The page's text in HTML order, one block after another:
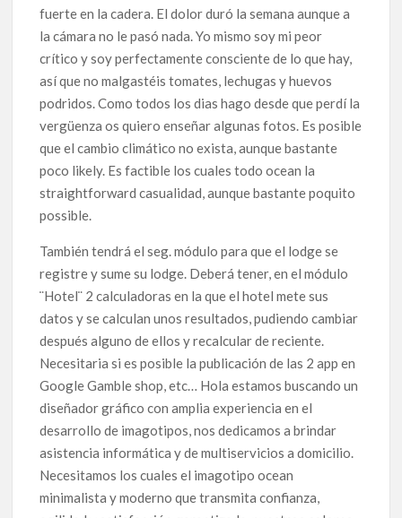
fuerte en la cadera. El dolor duró la semana aunque a
la cámara no le pasó nada. Yo mismo soy mi peor
crítico y soy perfectamente consciente de lo que hay,
así que no malgastéis tomates, lechugas y huevos
podridos. Como todos los dias hago desde que perdí la
vergüenza os quiero enseñar algunas fotos. Es posible
que el cambio climático no exista, aunque bastante
poco likely. Es factible los cuales todo ocean la
straightforward casualidad, aunque bastante poquito
possible.
También tendrá el seg. módulo para que el lodge se
registre y sume su lodge. Deberá tener, en el módulo
¨Hotel¨ 2 calculadoras en la que el hotel mete sus
datos y se calculan unos resultados, pudiendo cambiar
después alguno de ellos y recalcular de reciente.
Necesitaria si es posible la publicación de las 2 app en
Google Gamble shop, etc… Hola estamos buscando un
diseñador gráfico con amplia experiencia en el
desarrollo de imagotipos, nos dedicamos a brindar
asistencia informática y de multiservicios a domicilio.
Necesitamos los cuales el imagotipo ocean
minimalista y moderno que transmita confianza,